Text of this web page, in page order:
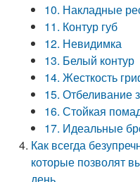
10. Накладные
11. Контур губ
12. Невидимка
13. Белый контур
14. Жесткость
15. Отбеливание
16. Стойкая
17. Идеальные
Как всегда
которые позволят